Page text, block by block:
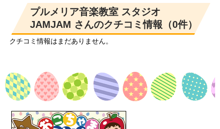
プルメリア音楽教室 スタジオ
JAMJAM さんのクチコミ情報（0件）
クチコミ情報はまだありません。